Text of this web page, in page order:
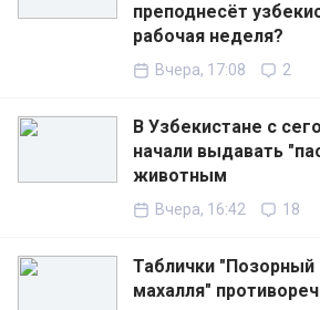
преподнесёт
рабочая неделя?
Вчера, 17:08 2
В Узбекистане с
начали выдавать
животным
Вчера, 16:42 18
Таблички
махалля"